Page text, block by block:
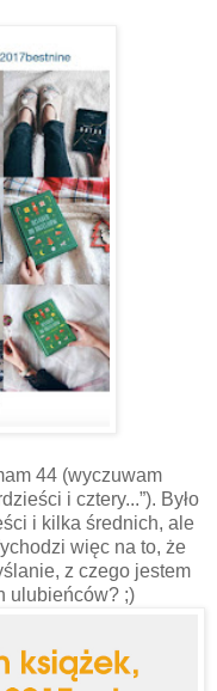
44 (wyczuwam
i cztery...”). Było
i kilka średnich, ale
więc na to, że
z czego jestem
ulubieńców? ;)